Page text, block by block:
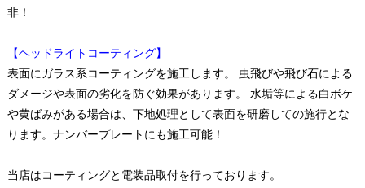
非！
【ヘッドライトコーティング】
表面にガラス系コーティングを施工します。 虫飛びや飛び石による
ダメージや表面の劣化を防ぐ効果があります。 水垢等による白ボケ
や黄ばみがある場合は、下地処理として表面を研磨しての施行とな
ります。ナンバープレートにも施工可能！
当店はコーティングと電装品取付を行っております。